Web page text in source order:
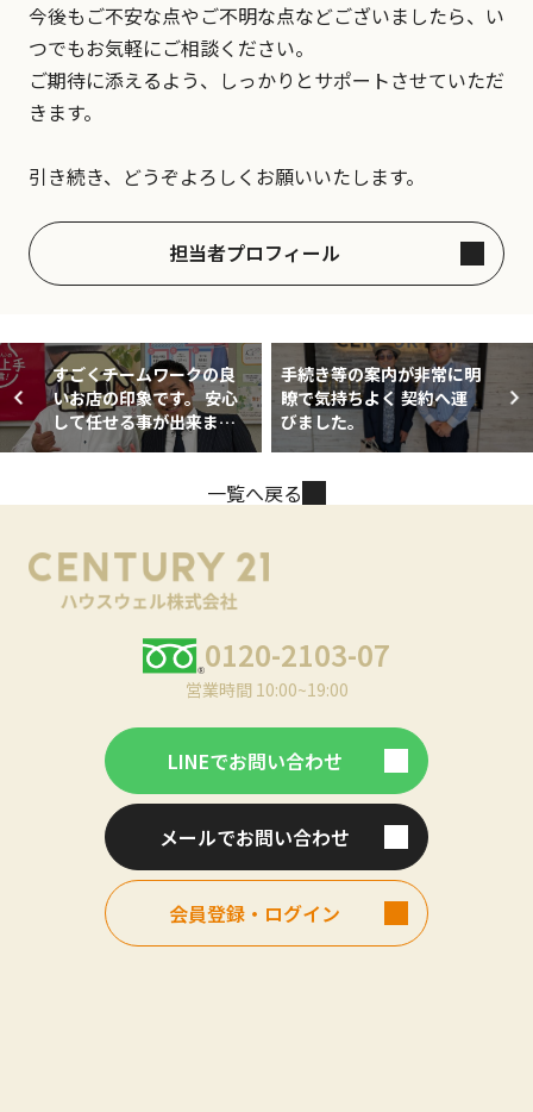
今後もご不安な点やご不明な点などございましたら、い
つでもお気軽にご相談ください。
ご期待に添えるよう、しっかりとサポートさせていただ
きます。
引き続き、どうぞよろしくお願いいたします。
担当者プロフィール
すごくチームワークの良
いお店の印象です。 安心
して任せる事が出来まし
た。また担当の高田さん
の早さ、親身にご対応い
た。
手続き等の案内が非常に明
瞭で気持ちよく 契約へ運
びました。
一覧へ戻る
0120-2103-07
営業時間 10:00~19:00
LINEでお問い合わせ
メールでお問い合わせ
会員登録・ログイン